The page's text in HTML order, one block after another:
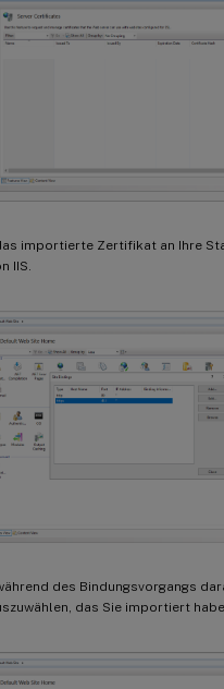
importierte Zertifikat an Ihre
IIS.
des Bindungsvorgangs
das Sie importiert